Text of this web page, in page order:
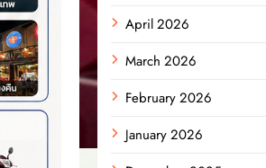
April 2026
March 2026
February 2026
January 2026